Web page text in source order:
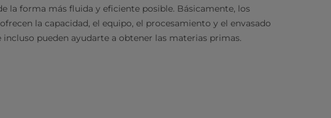
la forma más fluida y eficiente posible. Básicamente, los
la capacidad, el equipo, el procesamiento y el envasado
incluso pueden ayudarte a obtener las materias primas.